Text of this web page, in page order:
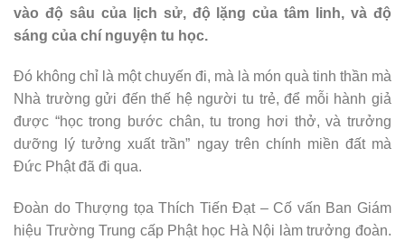
vào độ sâu của lịch sử, độ lặng của tâm linh, và độ
sáng của chí nguyện tu học.
Đó không chỉ là một chuyến đi, mà là món quà tinh thần mà
Nhà trường gửi đến thế hệ người tu trẻ, để mỗi hành giả
được “học trong bước chân, tu trong hơi thở, và trưởng
dưỡng lý tưởng xuất trần” ngay trên chính miền đất mà
Đức Phật đã đi qua.
Đoàn do Thượng tọa Thích Tiến Đạt – Cố vấn Ban Giám
hiệu Trường Trung cấp Phật học Hà Nội làm trưởng đoàn.